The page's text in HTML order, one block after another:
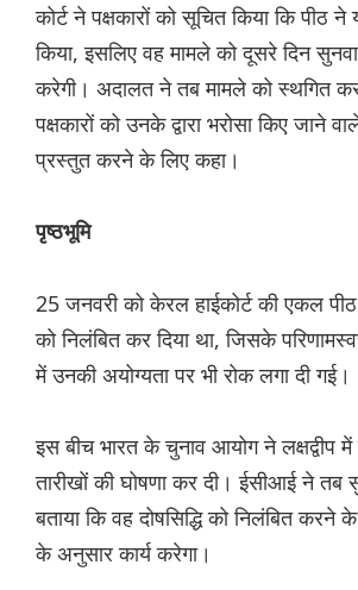
कोर्ट ने पक्षकारों को सूचित किया कि पीठ ने
किया, इसलिए वह मामले को दूसरे दिन
करेगी। अदालत ने तब मामले को स्थगित
पक्षकारों को उनके द्वारा भरोसा किए जाने
प्रस्तुत करने के लिए कहा।
पृष्ठभूमि
25 जनवरी को केरल हाईकोर्ट की एकल
को निलंबित कर दिया था, जिसके
में उनकी अयोग्यता पर भी रोक लगा दी गई।
इस बीच भारत के चुनाव आयोग ने लक्षद्वीप
तारीखों की घोषणा कर दी। ईसीआई ने तब
बताया कि वह दोषसिद्धि को निलंबित करने
के अनुसार कार्य करेगा।